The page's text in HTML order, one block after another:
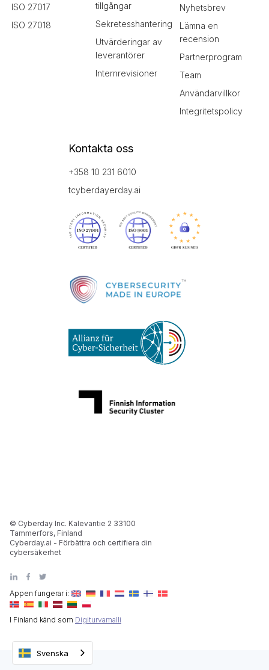
ISO 27017
ISO 27018
tillgångar
Sekretesshantering
Utvärderingar av
leverantörer
Internrevisioner
Nyhetsbrev
Lämna en
recension
Partnerprogram
Team
Användarvillkor
Integritetspolicy
Kontakta oss
+358 10 231 6010
tcyberdayerday.ai
Appen fungerar i:
I Finland känd som Digiturvamalli
© Cyberday Inc. Kalevantie 2 33100
Tammerfors, Finland
Cyberday.ai - Förbättra och certifiera din
cybersäkerhet
Svenska